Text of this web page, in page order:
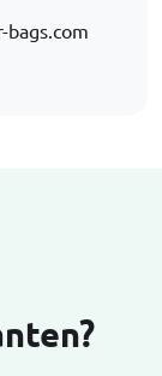
bags.com